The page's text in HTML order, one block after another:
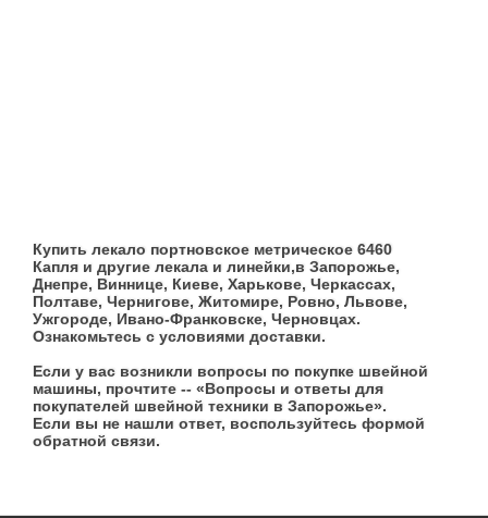
Купить лекало портновское метрическое 6460
Капля и другие лекала и линейки,в Запорожье,
Днепре, Виннице, Киеве, Харькове, Черкассах,
Полтаве, Чернигове, Житомире, Ровно, Львове,
Ужгороде, Ивано-Франковске, Черновцах.
Ознакомьтесь с условиями доставки.
Если у вас возникли вопросы по покупке швейной
машины, прочтите -- «Вопросы и ответы для
покупателей швейной техники в Запорожье».
Если вы не нашли ответ, воспользуйтесь формой
обратной связи.